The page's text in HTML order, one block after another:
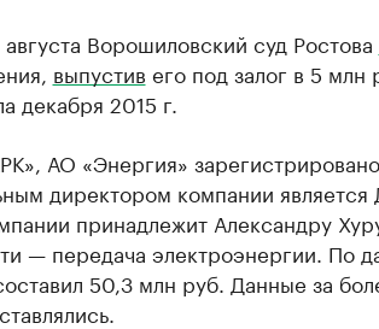
Ворошиловский суд Ростова
выпустив его под залог в 5 млн
декабря 2015 г.
АО «Энергия»
директором компании
принадлежит Александру
— передача электроэнергии. По
50,3 млн руб. Данные за